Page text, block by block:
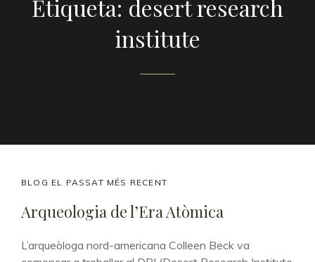
Etiqueta: desert research
institute
CAT
BLOG EL PASSAT MÉS RECENT
Arqueologia de l’Era Atòmica
L’arqueòloga nord-americana Colleen Beck va